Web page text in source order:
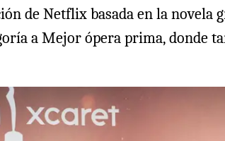
de Netflix basada en la novela
a Mejor ópera prima,